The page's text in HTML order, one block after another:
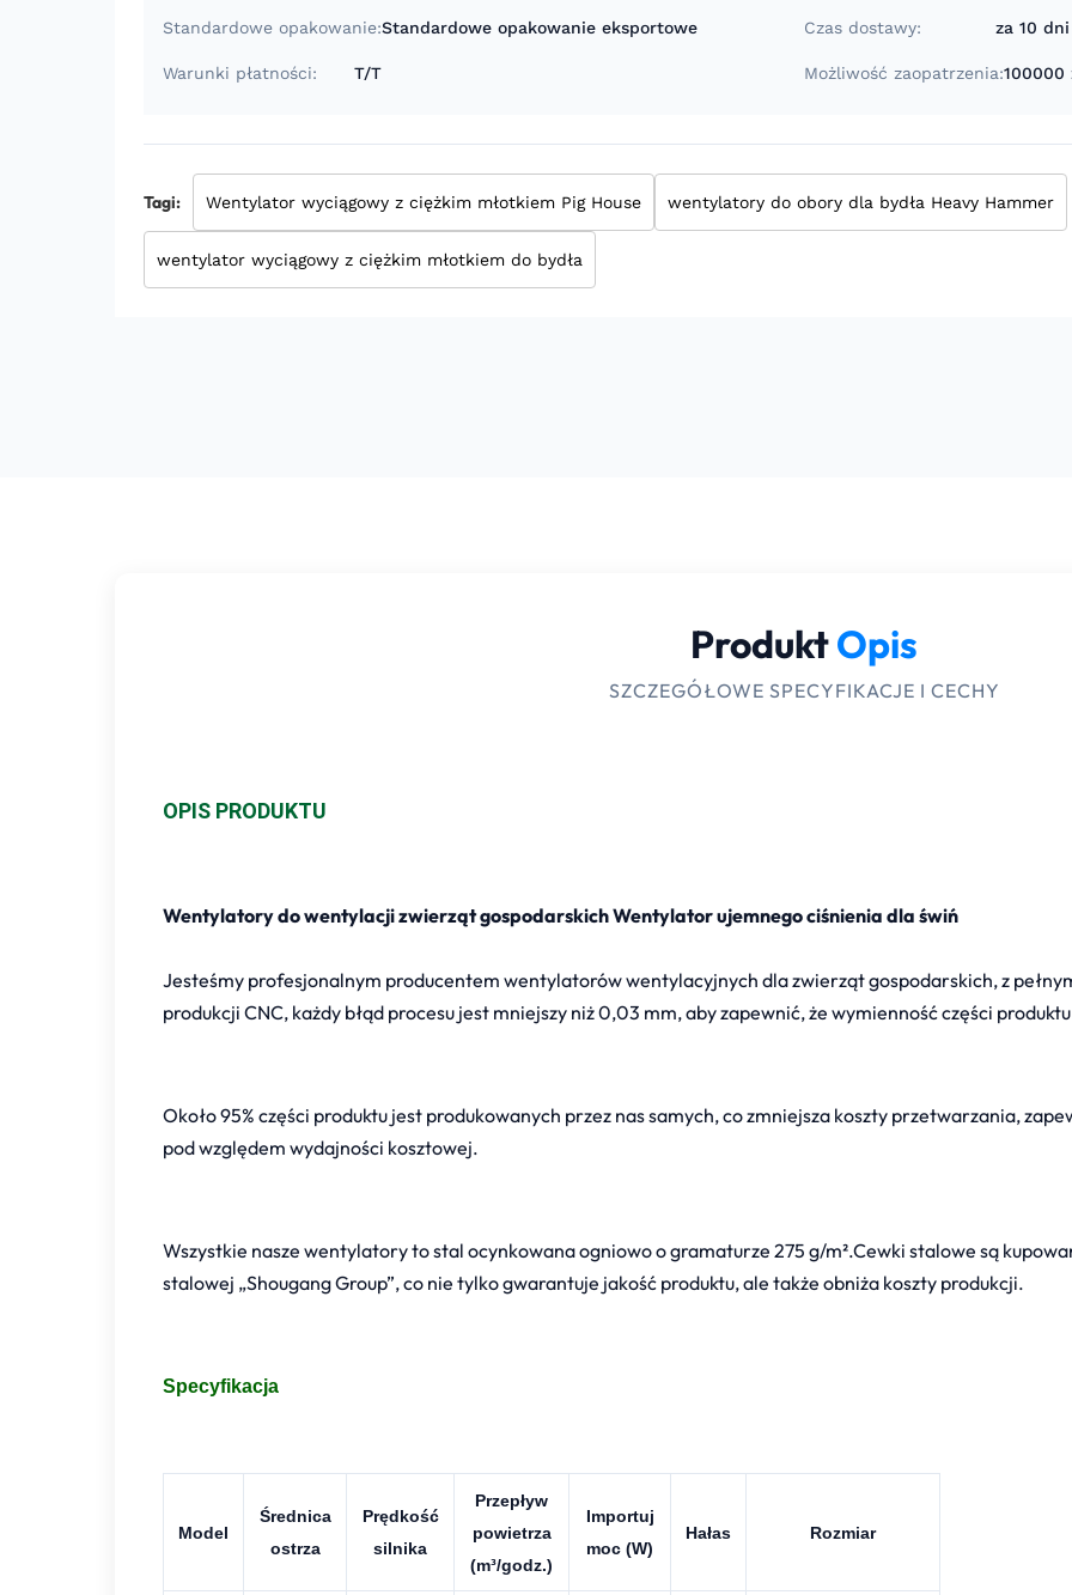
Standardowe opakowanie:Standardowe opakowanie eksportowe Czas dostawy: za 10
Warunki płatności: T/T Możliwość zaopatrzenia:100000
Tagi: Wentylator wyciągowy z ciężkim młotkiem Pig House wentylatory do obory dla bydła Heavy Hammer
wentylator wyciągowy z ciężkim młotkiem do bydła
ProduktOpis
SZCZEGÓŁOWE SPECYFIKACJE I CECHY
OPIS PRODUKTU
Wentylatory do wentylacji zwierząt gospodarskich Wentylator ujemnego ciśnienia dla świń
Jesteśmy profesjonalnym producentem wentylatorów wentylacyjnych dla zwierząt gospodarskich, z
produkcji CNC, każdy błąd procesu jest mniejszy niż 0,03 mm, aby zapewnić, że wymienność części
Około 95% części produktu jest produkowanych przez nas samych, co zmniejsza koszty przetwarzania,
pod względem wydajności kosztowej.
Wszystkie nasze wentylatory to stal ocynkowana ogniowo o gramaturze 275 g/m².Cewki stalowe są
stalowej „Shougang Group”, co nie tylko gwarantuje jakość produktu, ale także obniża koszty produkcji.
Specyfikacja
Model
Średnica
ostrza
Prędkość
silnika
Przepływ
powietrza
(m³/godz.)
Importuj
moc (W)
Hałas Rozmiar